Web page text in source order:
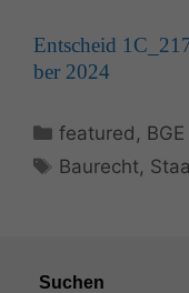
Entscheid
ber 2024
Kategorien
featured ,
Schlagwörter
Baurecht,
Suchen